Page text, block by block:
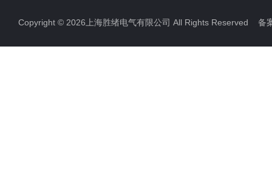
Copyright © 2026上海胜绪电气有限公司 All Rights Reserved 备